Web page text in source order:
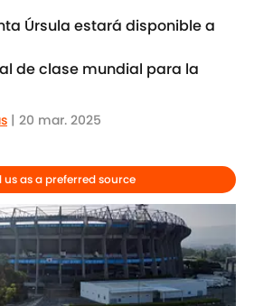
Úrsula estará disponible a
de clase mundial para la
| 20 mar. 2025
us as a preferred source